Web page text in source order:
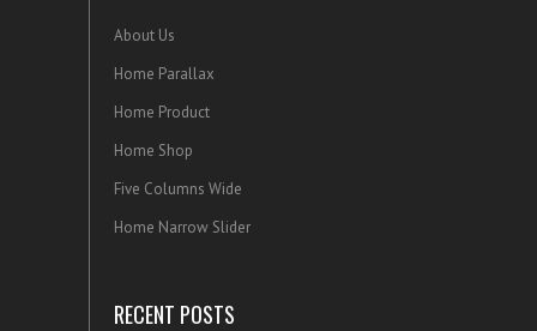
About Us
Home Parallax
Home Product
Home Shop
Five Columns Wide
Home Narrow Slider
RECENT POSTS